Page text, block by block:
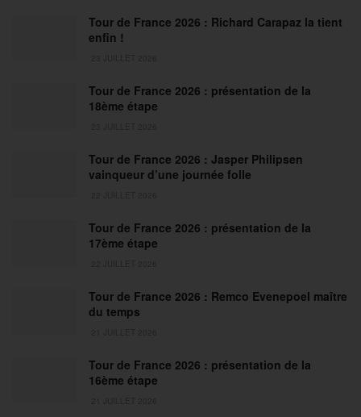
Tour de France 2026 : Richard Carapaz la tient
enfin !
Tour de France 2026 : présentation de la
18ème étape
Tour de France 2026 : Jasper Philipsen
vainqueur d’une journée folle
Tour de France 2026 : présentation de la
17ème étape
Tour de France 2026 : Remco Evenepoel maître
du temps
Tour de France 2026 : présentation de la
16ème étape